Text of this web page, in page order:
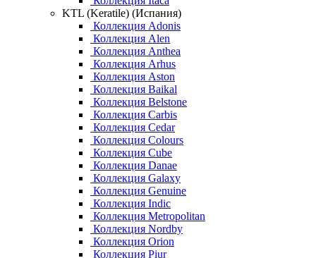
KTL (Keratile) (Испания)
Коллекция Adonis
Коллекция Alen
Коллекция Anthea
Коллекция Arhus
Коллекция Aston
Коллекция Baikal
Коллекция Belstone
Коллекция Carbis
Коллекция Cedar
Коллекция Colours
Коллекция Cube
Коллекция Danae
Коллекция Galaxy
Коллекция Genuine
Коллекция Indic
Коллекция Metropolitan
Коллекция Nordby
Коллекция Orion
Коллекция Piur